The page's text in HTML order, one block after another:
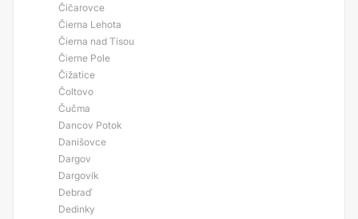
Čičarovce
Čierna Lehota
Čierna nad Tisou
Čierne Pole
Čižatice
Čoltovo
Čučma
Dancov Potok
Danišovce
Dargov
Dargovík
Debraď
Dedinky